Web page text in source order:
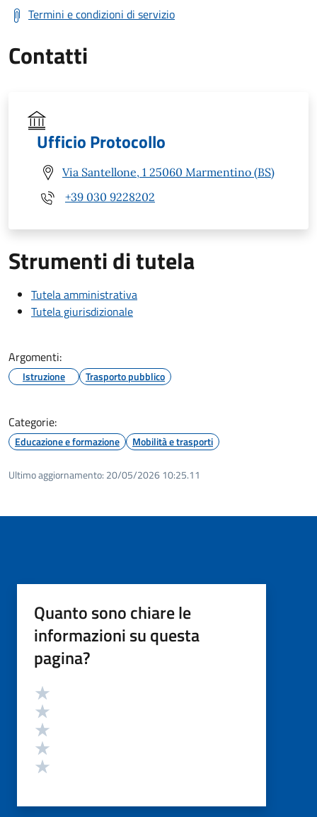
Termini e condizioni di servizio
Contatti
Ufficio Protocollo
Via Santellone, 1 25060 Marmentino (BS)
+39 030 9228202
Strumenti di tutela
Tutela amministrativa
Tutela giurisdizionale
Argomenti:
Istruzione Trasporto pubblico
Categorie:
Educazione e formazione Mobilità e trasporti
Ultimo aggiornamento: 20/05/2026 10:25.11
Quanto sono chiare le
informazioni su questa
pagina?
Valutazione